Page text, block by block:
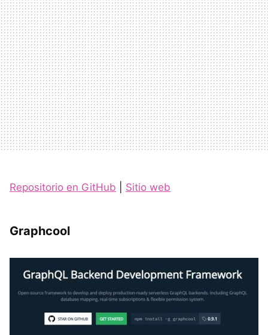
Repositorio en GitHub Sitio web
Graphcool